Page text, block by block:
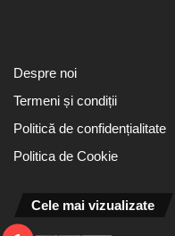
Despre noi
Termeni și condiții
Politică de confidențialitate
Politica de Cookie
Cele mai vizualizate